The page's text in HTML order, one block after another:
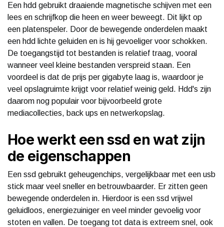
Een hdd gebruikt draaiende magnetische schijven met een
lees en schrijfkop die heen en weer beweegt. Dit lijkt op
een platenspeler. Door de bewegende onderdelen maakt
een hdd lichte geluiden en is hij gevoeliger voor schokken.
De toegangstijd tot bestanden is relatief traag, vooral
wanneer veel kleine bestanden verspreid staan. Een
voordeel is dat de prijs per gigabyte laag is, waardoor je
veel opslagruimte krijgt voor relatief weinig geld. Hdd's zijn
daarom nog populair voor bijvoorbeeld grote
mediacollecties, back ups en netwerkopslag.
Hoe werkt een ssd en wat zijn
de eigenschappen
Een ssd gebruikt geheugenchips, vergelijkbaar met een usb
stick maar veel sneller en betrouwbaarder. Er zitten geen
bewegende onderdelen in. Hierdoor is een ssd vrijwel
geluidloos, energiezuiniger en veel minder gevoelig voor
stoten en vallen. De toegang tot data is extreem snel, ook